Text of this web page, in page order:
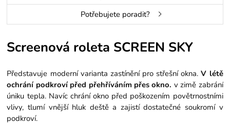
Potřebujete poradit?
Screenová roleta SCREEN SKY
Představuje moderní varianta zastínění pro střešní okna.V létě
ochrání podkroví před přehříváním přes okno. v zimě zabrání
úniku tepla. Navíc chrání okno před poškozením povětrnostními
vlivy, tlumí vnější hluk deště a zajistí dostatečné soukromí v
podkroví.